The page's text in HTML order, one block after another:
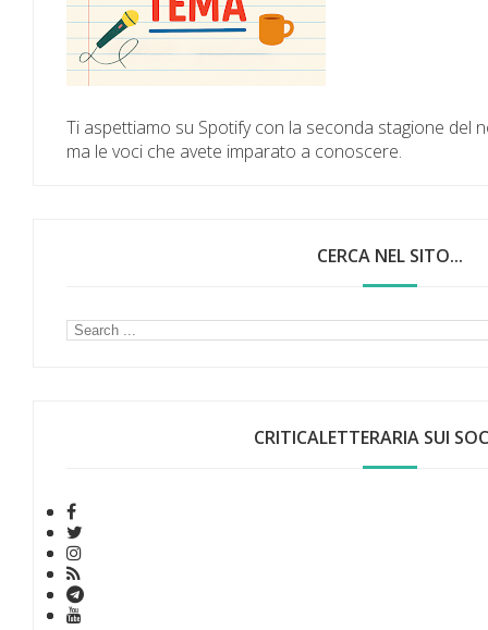
Ti aspettiamo su Spotify con la seconda stagione del
ma le voci che avete imparato a conoscere.
CERCA NEL SITO...
CRITICALETTERARIA SUI